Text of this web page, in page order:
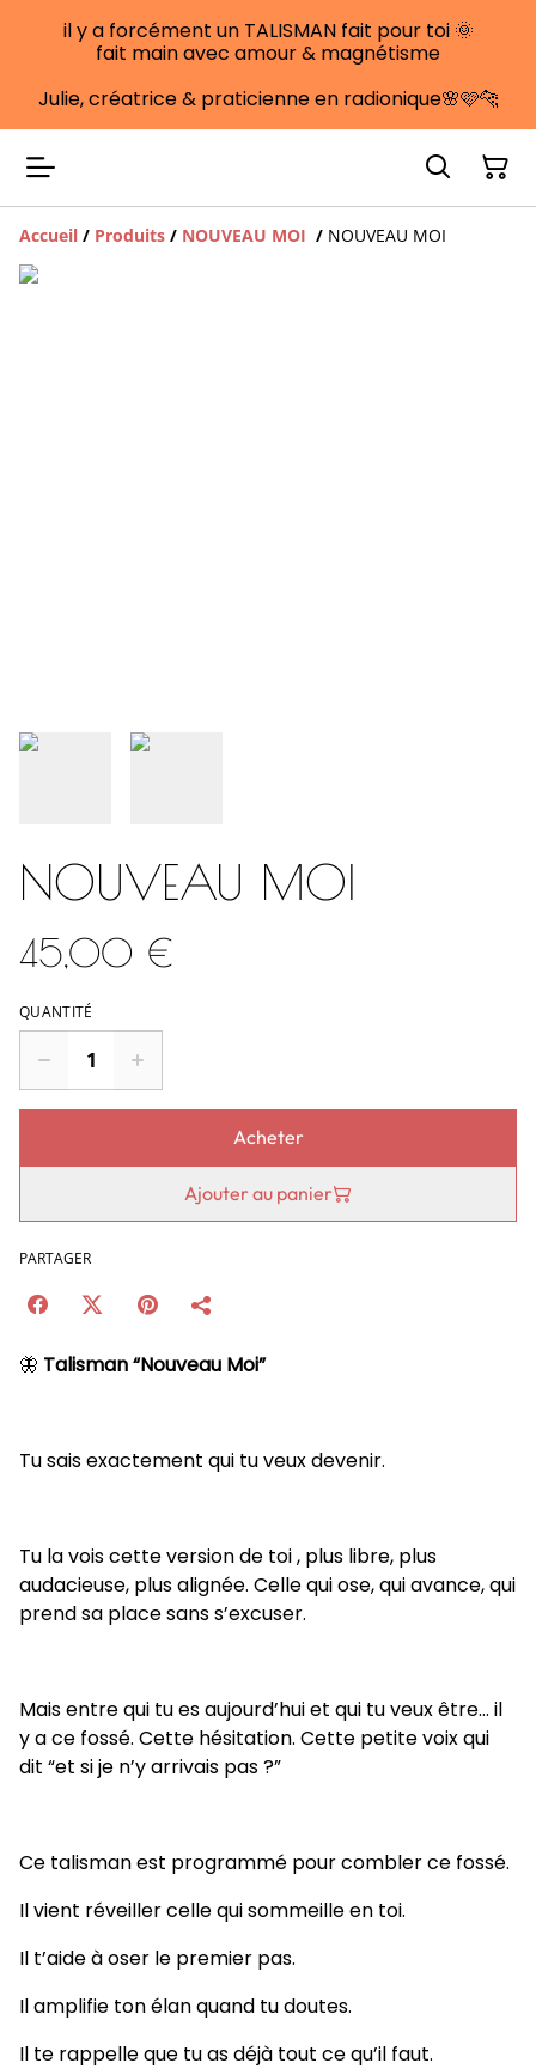
il y a forcément un TALISMAN fait pour toi 🌞
fait main avec amour & magnétisme
Julie, créatrice & praticienne en radionique🌸🩷🐆
Accueil / Produits / NOUVEAU MOI / NOUVEAU MOI
NOUVEAU MOI
45,00 €
QUANTITÉ
Acheter
Ajouter au panier
PARTAGER
🦋 Talisman “Nouveau Moi”
Tu sais exactement qui tu veux devenir.
Tu la vois cette version de toi , plus libre, plus
audacieuse, plus alignée. Celle qui ose, qui avance, qui
prend sa place sans s’excuser.
Mais entre qui tu es aujourd’hui et qui tu veux être… il
y a ce fossé. Cette hésitation. Cette petite voix qui
dit “et si je n’y arrivais pas ?”
Ce talisman est programmé pour combler ce fossé.
Il vient réveiller celle qui sommeille en toi.
Il t’aide à oser le premier pas.
Il amplifie ton élan quand tu doutes.
Il te rappelle que tu as déjà tout ce qu’il faut.